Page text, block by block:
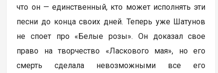
что он — единственный, кто может исполнять эти
песни до конца своих дней. Теперь уже Шатунов
не споет про «Белые розы». Он доказал свое
право на творчество «Ласкового мая», но его
смерть сделала невозможными все его